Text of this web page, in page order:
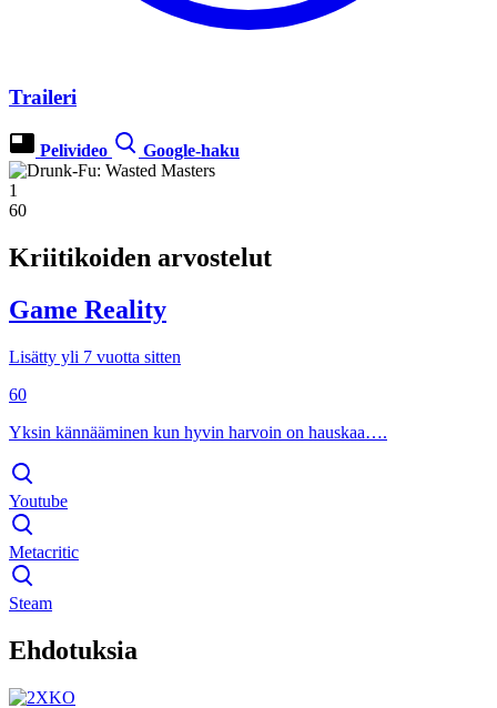
Traileri
Pelivideo Google-haku
1
60
Kriitikoiden arvostelut
Game Reality
Lisätty yli 7 vuotta sitten
60
Yksin kännääminen kun hyvin harvoin on hauskaa….
Youtube
Metacritic
Steam
Ehdotuksia